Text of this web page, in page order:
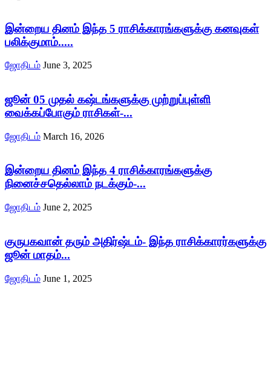
இன்றைய தினம் இந்த 5 ராசிக்காரங்களுக்கு கனவுகள்
பலிக்குமாம்.....
ஜோதிடம் June 3, 2025
ஜூன் 05 முதல் கஷ்டங்களுக்கு முற்றுப்புள்ளி
வைக்கப்போகும் ராசிகள்-...
ஜோதிடம் March 16, 2026
இன்றைய தினம் இந்த 4 ராசிக்காரங்களுக்கு
நினைச்சதெல்லாம் நடக்கும்-...
ஜோதிடம் June 2, 2025
குருபகவான் தரும் அதிர்ஷ்டம்- இந்த ராசிக்காரர்களுக்கு
ஜூன் மாதம்...
ஜோதிடம் June 1, 2025